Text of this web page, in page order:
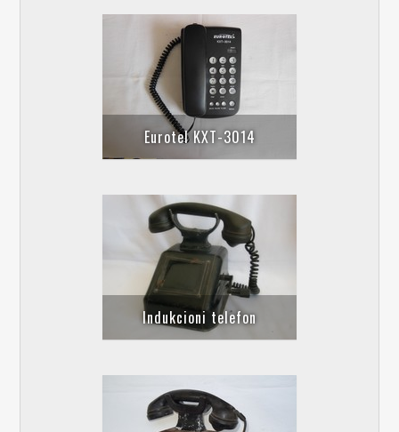
Eurotel KXT-3014
Indukcioni telefon